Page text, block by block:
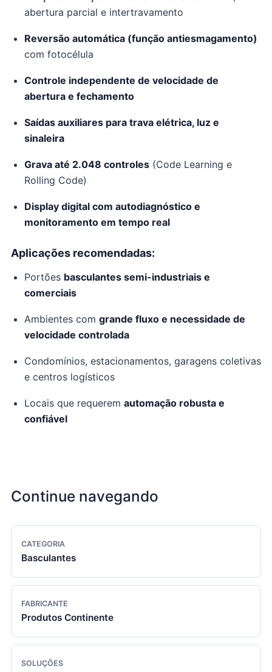
abertura parcial e intertravamento
Reversão automática (função antiesmagamento)
com fotocélula
Controle independente de velocidade de
abertura e fechamento
Saídas auxiliares para trava elétrica, luz e
sinaleira
Grava até 2.048 controles(Code Learning e
Rolling Code)
Display digital com autodiagnóstico e
monitoramento em tempo real
Aplicações recomendadas:
Portões basculantes semi-industriais e
comerciais
Ambientes com grande fluxo e necessidade de
velocidade controlada
Condomínios, estacionamentos, garagens coletivas
e centros logísticos
Locais que requerem automação robusta e
confiável
Continue navegando
CATEGORIA
Basculantes
FABRICANTE
Produtos Continente
SOLUÇÕES